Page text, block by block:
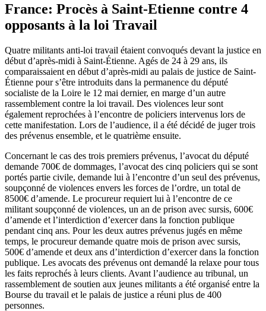
France: Procès à Saint-Etienne contre 4
opposants à la loi Travail
Quatre militants anti-loi travail étaient convoqués devant la justice en
début d’après-midi à Saint-Étienne. Agés de 24 à 29 ans, ils
comparaissaient en début d’après-midi au palais de justice de Saint-
Étienne pour s’être introduits dans la permanence du député
socialiste de la Loire le 12 mai dernier, en marge d’un autre
rassemblement contre la loi travail. Des violences leur sont
également reprochées à l’encontre de policiers intervenus lors de
cette manifestation. Lors de l’audience, il a été décidé de juger trois
des prévenus ensemble, et le quatrième ensuite.
Concernant le cas des trois premiers prévenus, l’avocat du député
demande 700€ de dommages, l’avocat des cinq policiers qui se sont
portés partie civile, demande lui à l’encontre d’un seul des prévenus,
soupçonné de violences envers les forces de l’ordre, un total de
8500€ d’amende. Le procureur requiert lui à l’encontre de ce
militant soupçonné de violences, un an de prison avec sursis, 600€
d’amende et l’interdiction d’exercer dans la fonction publique
pendant cinq ans. Pour les deux autres prévenus jugés en même
temps, le procureur demande quatre mois de prison avec sursis,
500€ d’amende et deux ans d’interdiction d’exercer dans la fonction
publique. Les avocats des prévenus ont demandé la relaxe pour tous
les faits reprochés à leurs clients. Avant l’audience au tribunal, un
rassemblement de soutien aux jeunes militants a été organisé entre la
Bourse du travail et le palais de justice a réuni plus de 400
personnes.